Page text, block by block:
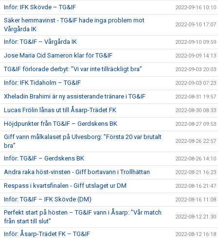
Inför: IFK Skövde – TG&IF 2022-09-16 10:10
Säker hemmavinst - TG&IF hade inga problem mot
Vårgårda IK
2022-09-10 17:07
Inför: TG&IF – Vårgårda IK 2022-09-10 09:59
Jose Maria Cid Sameron klar för TG&IF 2022-09-09 14:13
TG&IF förlorade derbyt: ”Vi var inte tillräckligt bra” 2022-09-03 20:03
Inför: IFK Tidaholm – TG&IF 2022-09-03 07:23
Xheladin Brahimi är ny assisterande tränare i TG&IF 2022-08-31 19:57
Lucas Frölin lånas ut till Åsarp-Trädet FK 2022-08-30 08:33
Höjdpunkter från TG&IF – Gerdskens BK 2022-08-27 09:53
Giff vann målkalaset på Ulvesborg: ”Första 20 var brutalt
bra”
2022-08-26 22:57
Inför: TG&IF – Gerdskens BK 2022-08-26 14:10
Andra raka höst-vinsten - Giff bortavann i Trollhättan 2022-08-21 16:23
Respass i kvartsfinalen - Giff utslaget ur DM 2022-08-16 21:47
Inför: TG&IF – IFK Skövde (DM) 2022-08-16 11:08
Perfekt start på hösten – TG&IF vann i Åsarp: ”Vår match
från start till slut”
2022-08-12 21:30
Inför: Åsarp-Trädet FK – TG&IF 2022-08-12 16:18